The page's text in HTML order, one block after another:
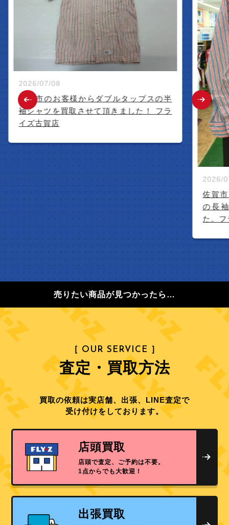
07/08
賀市のお客様からダブルタップスの半
シャツを買取させて頂きました！ フラ
ズ古賀店
2026/07/04
佐賀市の
の長袖シ
た。フライ
売りたい商品が見つかったら…
［ OUR SERVICE ］
査定・買取方法
買取の依頼は実店舗、出張、LINE査定で
受け付けをしております。
店頭買取
店頭で査定、ご予約は不要。
1点からでも大歓迎！
出張買取